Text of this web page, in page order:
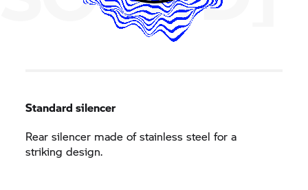
Standard silencer
Rear silencer made of stainless steel for a
striking design.